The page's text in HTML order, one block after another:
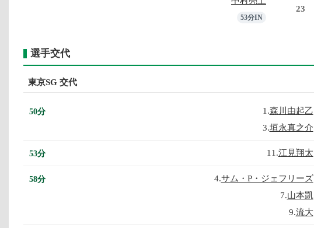
53分IN
23
選手交代
東京SG 交代
50分 1.森川由起乙
3.垣永真之介
53分 11.江見翔太
58分 4.サム・P・ジェフリーズ
7.山本凱
9.流大